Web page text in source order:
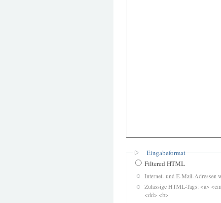
Eingabeformat
Filtered HTML
Internet- und E-Mail-Adressen
Zulässige HTML-Tags: <a>
<dd> <b>